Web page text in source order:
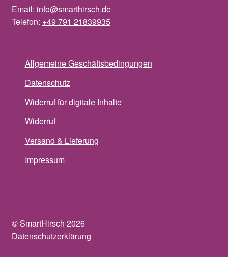
Email: info@smarthirsch.de
Telefon: +49 791 21839935
Allgemeine Geschäftsbedingungen
Datenschutz
Widerruf für digitale Inhalte
Widerruf
Versand & Lieferung
Impressum
© SmartHirsch 2026
Datenschutzerklärung